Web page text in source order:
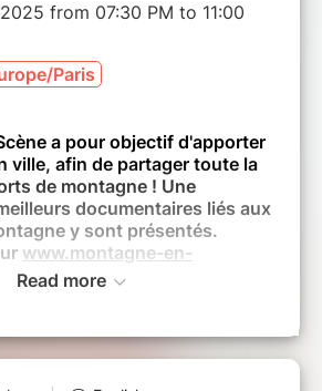
from 07:30 PM to 11:00
Paris
a pour objectif d'apporter
ville, afin de partager toute la
de montagne ! Une
documentaires liés aux
y sont présentés.
www.montagne-en-
sous-titrés en français.
Read more